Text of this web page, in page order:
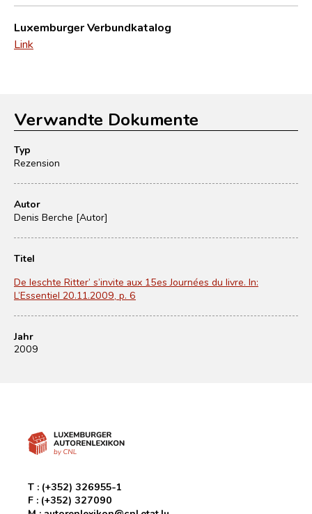
Luxemburger Verbundkatalog
Link
Verwandte Dokumente
Typ
Rezension
Autor
Denis Berche [Autor]
Titel
De leschte Ritter’ s’invite aux 15es Journées du livre. In:
L’Essentiel 20.11.2009, p. 6
Jahr
2009
T : (+352) 326955-1
F : (+352) 327090